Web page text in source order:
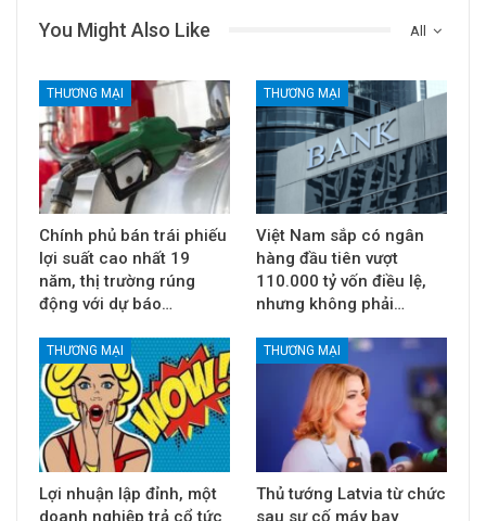
All
You Might Also Like
THƯƠNG MẠI
Chính phủ bán trái phiếu
lợi suất cao nhất 19
năm, thị trường rúng
động với dự báo…
THƯƠNG MẠI
Việt Nam sắp có ngân
hàng đầu tiên vượt
110.000 tỷ vốn điều lệ,
nhưng không phải…
THƯƠNG MẠI
Lợi nhuận lập đỉnh, một
doanh nghiệp trả cổ tức
THƯƠNG MẠI
Thủ tướng Latvia từ chức
sau sự cố máy bay